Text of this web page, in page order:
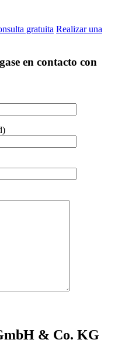
gratuita Realizar una
en contacto con
& Co. KG